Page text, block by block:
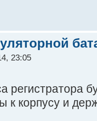
23:05
регистратора
к корпусу и